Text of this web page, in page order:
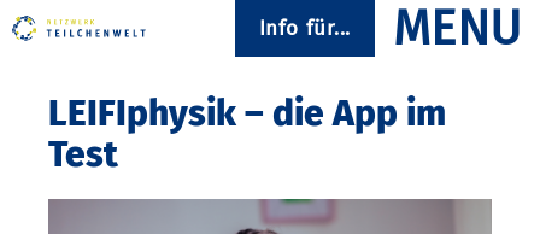
Info für...
LEIFIphysik – die App im
Test